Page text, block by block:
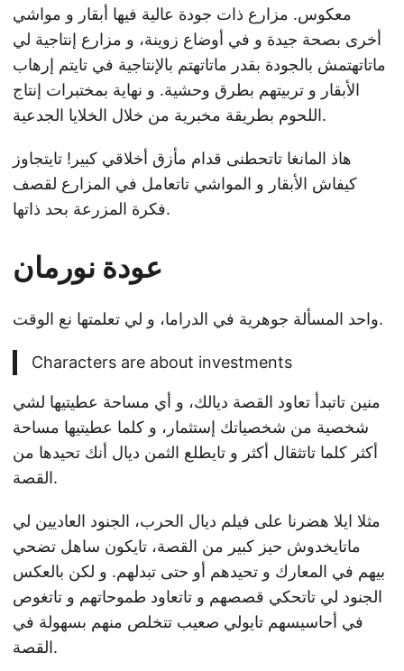
معكوس. مزارع ذات جودة عالية فيها أبقار و مواشي
أخرى بصحة جيدة و في أوضاع زوينة، و مزارع إنتاجية لي
ماتاتهتمش بالجودة بقدر ماتاتهتم بالإنتاجية في تايتم إرهاب
الأبقار و تربيتهم بطرق وحشية. و نهاية بمختبرات إنتاج
اللحوم بطريقة مخبرية من خلال الخلايا الجدعية.
هاذ المانغا تاتحطنى قدام مأزق أخلاقي كبير! تايتجاوز
كيفاش الأبقار و المواشي تاتعامل في المزارع لقصف
فكرة المزرعة بحد ذاتها.
عودة نورمان
واحد المسألة جوهرية في الدراما، و لي تعلمتها نع الوقت.
Characters are about investments
منين تاتبدأ تعاود القصة ديالك، و أي مساحة عطيتيها لشي
شخصية من شخصياتك إستثمار، و كلما عطيتيها مساحة
أكثر كلما تاتثقال أكثر و تايطلع الثمن ديال أنك تحيدها من
القصة.
مثلا ايلا هضرنا على فيلم ديال الحرب، الجنود العاديين لي
ماتايخدوش حيز كبير من القصة، تايكون ساهل تضحي
بيهم في المعارك و تحيدهم أو حتى تبدلهم. و لكن بالعكس
الجنود لي تاتحكي قصصهم و تاتعاود طموحاتهم و تاتغوص
في أحاسيسهم تايولي صعيب تتخلص منهم بسهولة في
القصة.